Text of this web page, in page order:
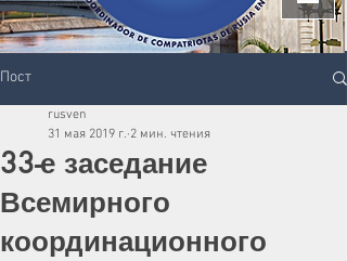
Пост
33-е заседание
Всемирного
координационного
rusven
31 мая 2019 г. 2 мин. чтения